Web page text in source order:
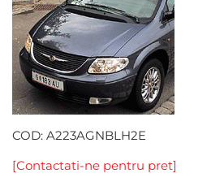
COD: A223AGNBLH2E
[Contactati-ne pentru pret]